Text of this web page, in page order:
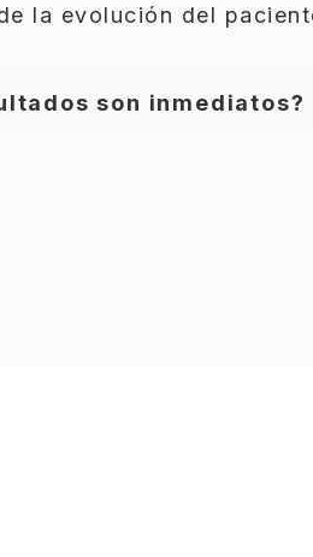
la evolución del
son inmediatos?